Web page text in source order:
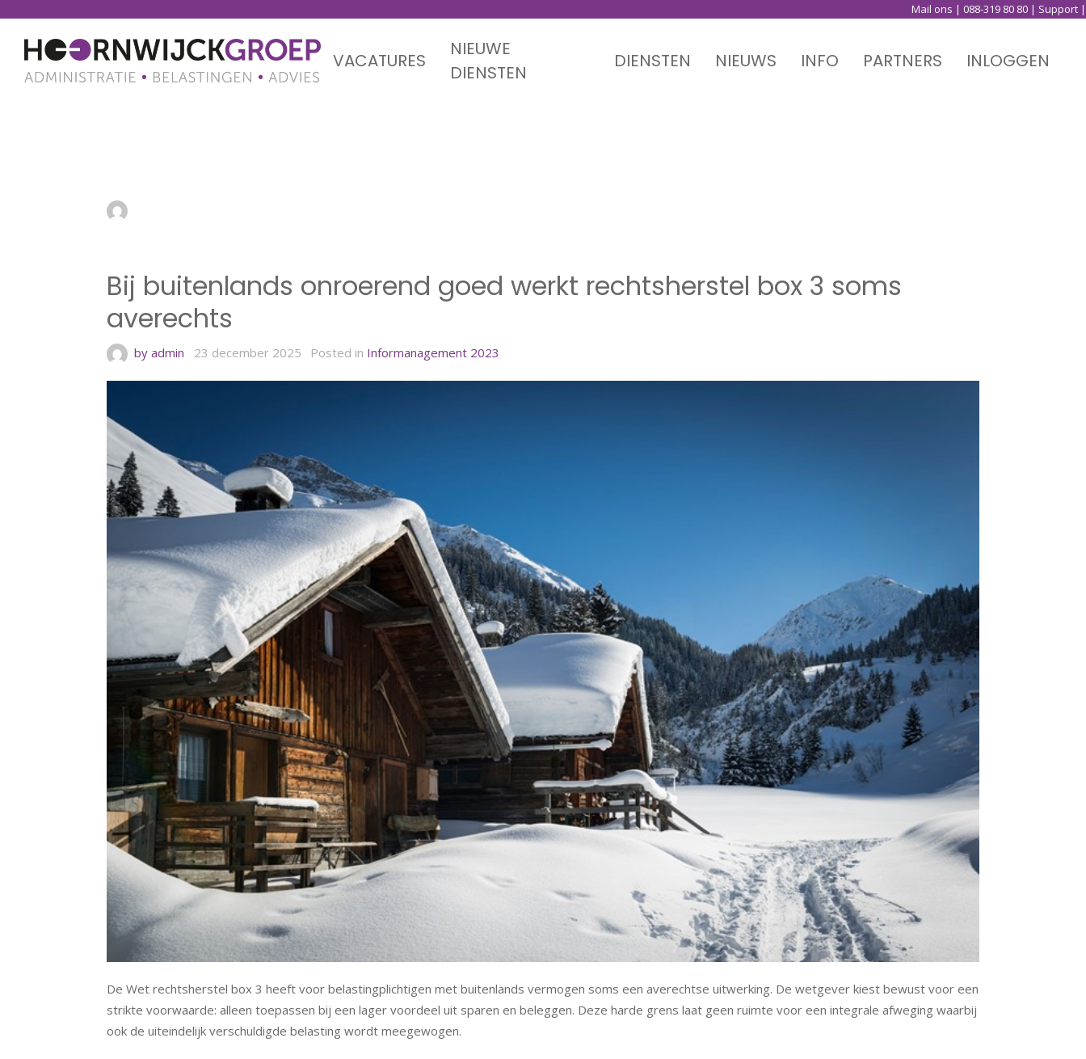
Mail ons | 088-319 80 80 | Support |
VACATURES
NIEUWE
DIENSTEN
DIENSTEN NIEUWS INFO PARTNERS INLOGGEN
Bij buitenlands onroerend goed werkt rechtsherstel box 3 soms
averechts
by admin 23 december 2025 Posted in Informanagement 2023
De Wet rechtsherstel box 3 heeft voor belastingplichtigen met buitenlands vermogen soms een averechtse uitwerking. De wetgever kiest bewust voor een
strikte voorwaarde: alleen toepassen bij een lager voordeel uit sparen en beleggen. Deze harde grens laat geen ruimte voor een integrale afweging waarbij
ook de uiteindelijk verschuldigde belasting wordt meegewogen.